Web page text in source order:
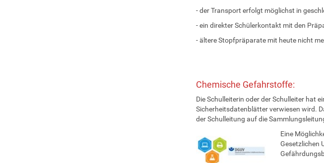
- der Transport erfolgt möglichst in
- ein direkter Schülerkontakt mit den
- ältere Stopfpräparate mit heute nicht
Chemische Gefahrstoffe:
Die Schulleiterin oder der Schulleiter hat
Sicherheitsdatenblätter verwiesen wird.
der Schulleitung auf die
Eine
Gesetzlichen